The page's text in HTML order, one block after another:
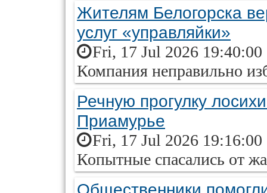
Жителям Белогорска
услуг «управляйки»
Fri, 17 Jul 2026 19:40:00
Компания неправильно
Речную прогулку
Приамурье
Fri, 17 Jul 2026 19:16:00
Копытные спасались от